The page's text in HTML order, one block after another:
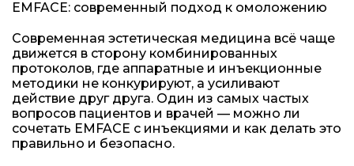
EMFACE: современный подход к омоложению
Современная эстетическая медицина всё чаще
движется в сторону комбинированных
протоколов, где аппаратные и инъекционные
методики не конкурируют, а усиливают
действие друг друга. Один из самых частых
вопросов пациентов и врачей — можно ли
сочетать EMFACE с инъекциями и как делать это
правильно и безопасно.